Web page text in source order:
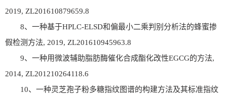
2019, ZL201610879659.8
8、一种基于HPLC-ELSD和偏最小二乘判别分析法的蜂蜜掺
假检测方法, 2019, ZL201610945963.8
9、一种用微波辅助脂肪酶催化合成酯化改性EGCG的方法,
2014, ZL201210264118.6
10、一种灵芝孢子粉多糖指纹图谱的构建方法及其标准指纹